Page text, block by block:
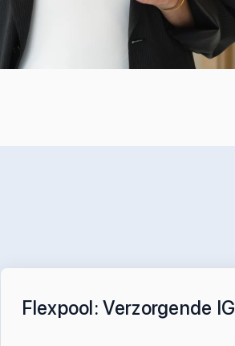
Flexpool: Verzorgende IG